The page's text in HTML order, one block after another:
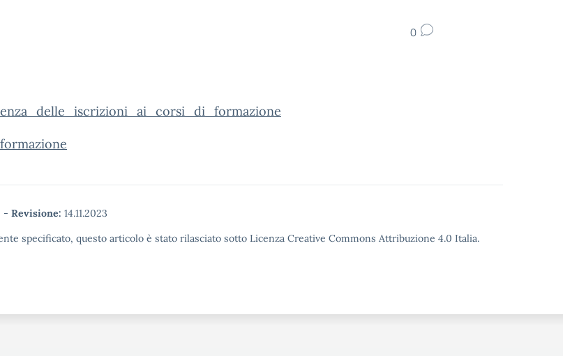
0
- Revisione: 14.11.2023
specificato, questo articolo è stato rilasciato sotto Licenza Creative Commons Attribuzione 4.0 Italia.